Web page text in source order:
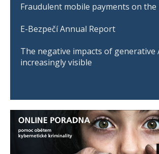
Fraudulent mobile payments on
E-Bezpečí Annual Report
The negative impacts of generative
increasingly visible